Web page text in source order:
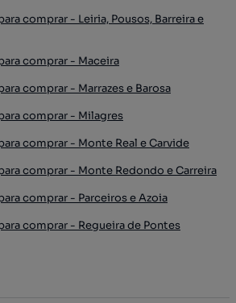
comprar - Leiria, Pousos, Barreira e
comprar - Maceira
comprar - Marrazes e Barosa
comprar - Milagres
comprar - Monte Real e Carvide
comprar - Monte Redondo e Carreira
comprar - Parceiros e Azoia
comprar - Regueira de Pontes